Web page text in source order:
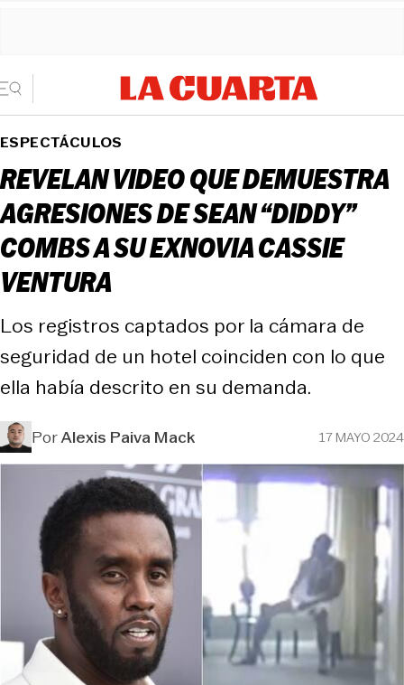
ESPECTÁCULOS
REVELAN VIDEO QUE DEMUESTRA
AGRESIONES DE SEAN “DIDDY”
COMBS A SU EXNOVIA CASSIE
VENTURA
Los registros captados por la cámara de
seguridad de un hotel coinciden con lo que
ella había descrito en su demanda.
PorAlexis Paiva Mack 17 MAYO 2024